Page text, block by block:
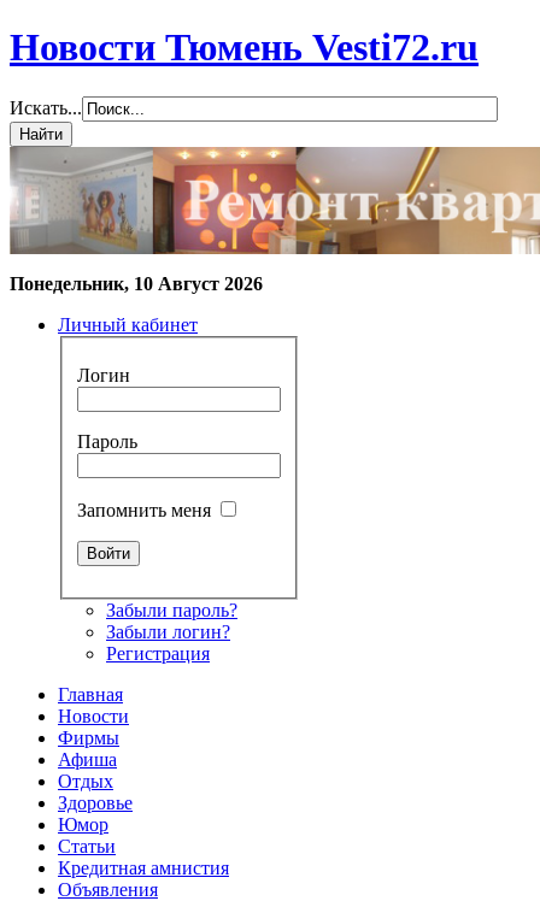
Новости Тюмень Vesti72.ru
Искать...
Понедельник, 10 Август 2026
Личный кабинет
Логин
Пароль
Запомнить меня
Забыли пароль?
Забыли логин?
Регистрация
Главная
Новости
Фирмы
Афиша
Отдых
Здоровье
Юмор
Статьи
Кредитная амнистия
Объявления